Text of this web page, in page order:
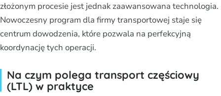
złożonym procesie jest jednak zaawansowana technologia.
Nowoczesny program dla firmy transportowej staje się
centrum dowodzenia, które pozwala na perfekcyjną
koordynację tych operacji.
Na czym polega transport częściowy
(LTL) w praktyce